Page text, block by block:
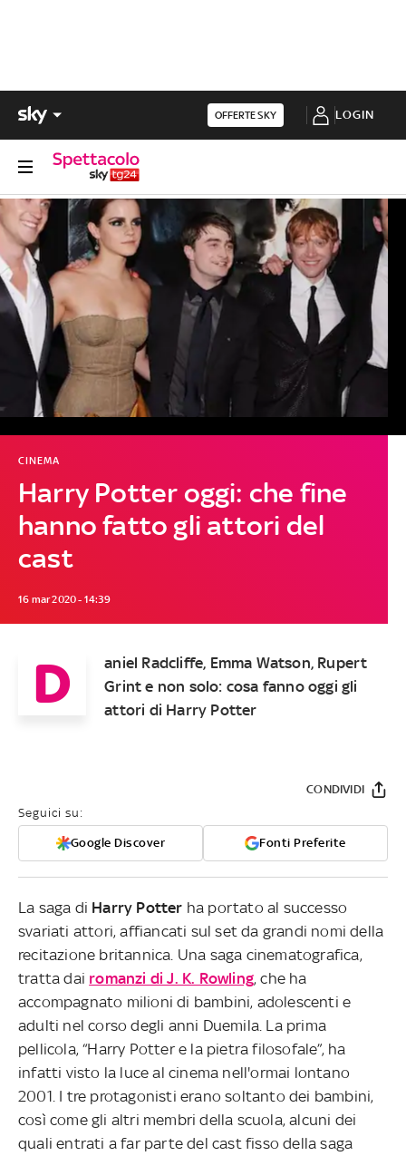
OFFERTE SKY LOGIN
Harry Potter oggi: che fine
hanno fatto gli attori del
cast
CINEMA
16 mar 2020 - 14:39
D
aniel Radcliffe, Emma Watson, Rupert
Grint e non solo: cosa fanno oggi gli
attori di Harry Potter
Seguici su:
Google Discover Fonti Preferite
CONDIVIDI
La saga di Harry Potter ha portato al successo
svariati attori, affiancati sul set da grandi nomi della
recitazione britannica. Una saga cinematografica,
tratta dai romanzi di J. K. Rowling, che ha
accompagnato milioni di bambini, adolescenti e
adulti nel corso degli anni Duemila. La prima
pellicola, “Harry Potter e la pietra filosofale”, ha
infatti visto la luce al cinema nell'ormai lontano
2001. I tre protagonisti erano soltanto dei bambini,
così come gli altri membri della scuola, alcuni dei
quali entrati a far parte del cast fisso della saga